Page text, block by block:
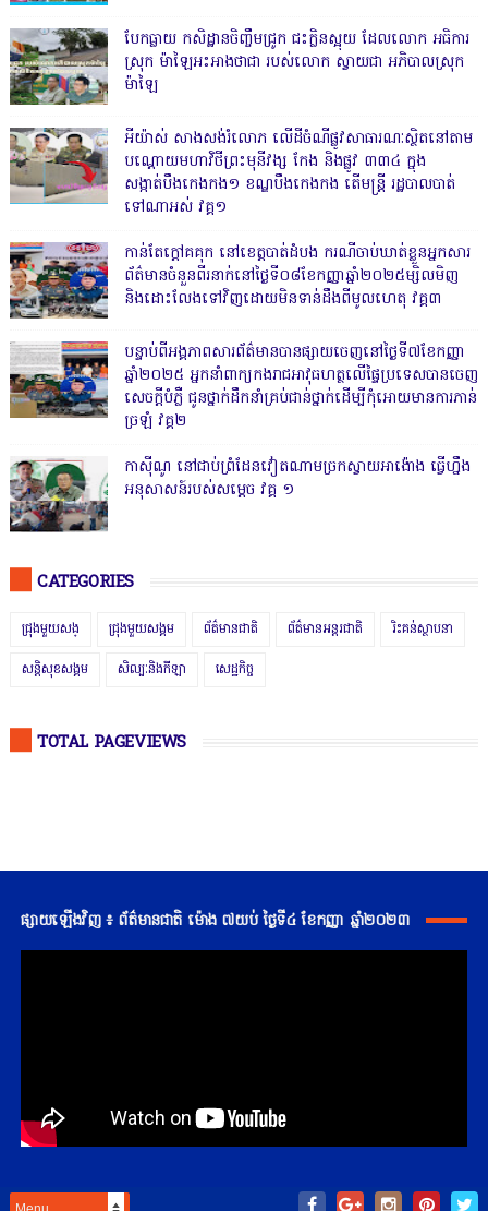
បែកធ្លាយ កសិដ្ឋានចិញ្ចឹមជ្រូក ជះក្លិនស្អុយ ដែលលោក អធិការ
ស្រុក ម៉ាឡៃអះអាងថាជា របស់លោក ស្វាយជា អភិបាលស្រុក
ម៉ាឡៃ
អីយ៉ាស់ សាងសង់រំលោភ លើដីចំណីផ្លូវសាធារណៈស្ថិតនៅតាម
បណ្ដោយមហាវិថីព្រះមុនីវង្ស កែង និងផ្លូវ ៣៣៤ ក្នុង
សង្កាត់បឹងកេងកង១ ខណ្ឌបឹងកេងកង តើមន្ត្រី រដ្ឋបាលបាត់
ទៅណាអស់ វគ្គ១
កាន់តែក្តៅគគុក នៅខេត្តបាត់ដំបង ករណីចាប់ឃាត់ខ្លួនអ្នកសារ
ព័ត៌មានចំនួនពីរនាក់នៅថ្ងៃទី០៨ខែកញ្ញាឆ្នាំ២០២៥ម្សិលមិញ
និងដោះលែងទៅវិញដោយមិនទាន់ដឹងពីមូលហេតុ វគ្គ៣
បន្ទាប់ពីអង្គភាពសារព័ត៌មានបានផ្សាយចេញនៅថ្ងៃទី៧ខែកញ្ញា
ឆ្នាំ២០២៥ អ្នកនាំពាក្យកងរាជអាវុធហត្ថលើផ្ទៃប្រទេសបានចេញ
សេចក្តីបំភ្លឺ ជូនថ្នាក់ដឹកនាំគ្រប់ជាន់ថ្នាក់ដើម្បីកុំអោយមានការភាន់
ច្រឡំ វគ្គ២
កាសុីណូ នៅជាប់ព្រំដែនវៀតណាមច្រកស្វាយអាង៉ោង ធ្វើហ្នឹង
អនុសាសន៍របស់សម្ដេច វគ្គ ១
CATEGORIES
ជ្រុងមួយសង្ ជ្រុងមួយសង្គម ព័ត៌មានជាតិ ព័ត៌មានអន្តរជាតិ រិះគន់ស្ថាបនា
សន្តិសុខសង្គម សិល្បៈនិងកីឡា សេដ្ឋកិច្ច
TOTAL PAGEVIEWS
ផ្សាយឡើងវិញ ៖ ព័ត៌មានជាតិ ម៉ោង ៧យប់ ថ្ងៃទី៤ ខែកញ្ញា ឆ្នាំ២០២៣